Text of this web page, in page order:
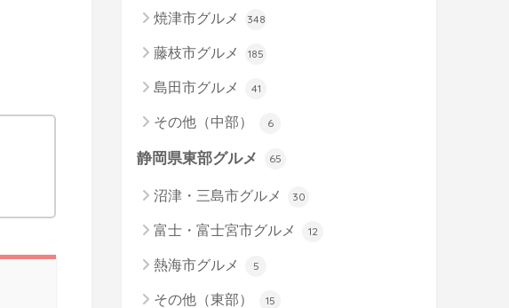
焼津市グルメ 348
藤枝市グルメ 185
島田市グルメ 41
その他（中部） 6
静岡県東部グルメ 65
沼津・三島市グルメ 30
富士・富士宮市グルメ 12
熱海市グルメ 5
その他（東部） 15